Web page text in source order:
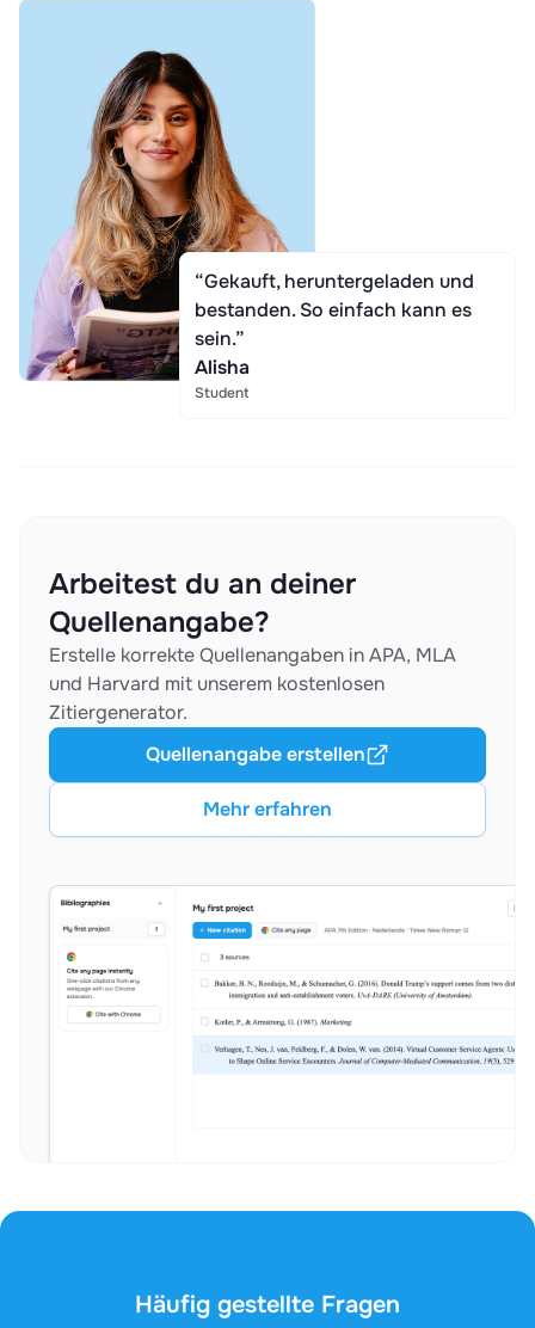
“Gekauft, heruntergeladen und
bestanden. So einfach kann es
sein.”
Alisha
Student
Arbeitest du an deiner
Quellenangabe?
Erstelle korrekte Quellenangaben in APA, MLA
und Harvard mit unserem kostenlosen
Zitiergenerator.
Mehr erfahren
Quellenangabe erstellen
Häufig gestellte Fragen